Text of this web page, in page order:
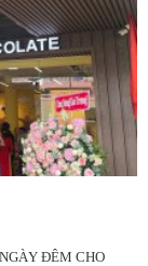
ĐÊM CHO